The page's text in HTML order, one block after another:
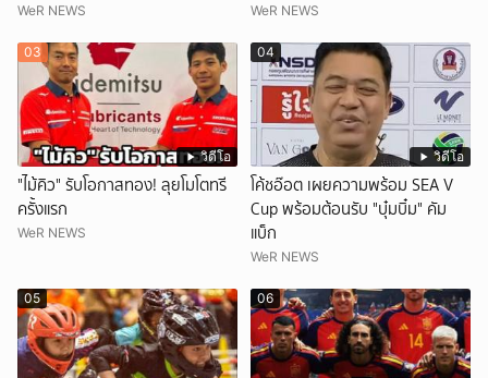
WeR NEWS WeR NEWS
วิดีโอ
03
"ไม้คิว" รับโอกาสทอง! ลุยโมโตทรี
ครั้งแรก
WeR NEWS
วิดีโอ
04
โค้ชอ๊อต เผยความพร้อม SEA V
Cup พร้อมต้อนรับ "บุ๋มบิ๋ม" คัม
แบ็ก
WeR NEWS
05 06